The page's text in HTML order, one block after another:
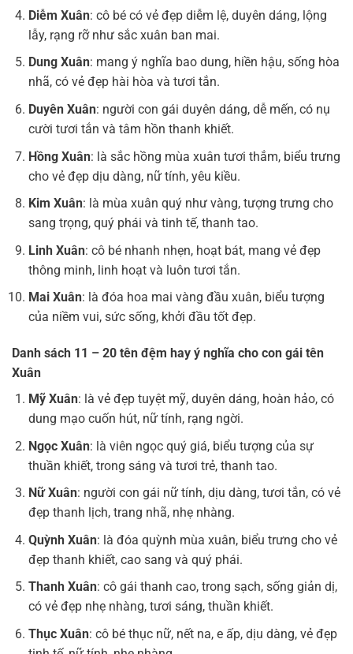
Diễm Xuân: cô bé có vẻ đẹp diễm lệ, duyên dáng, lộng
lẫy, rạng rỡ như sắc xuân ban mai.
Dung Xuân: mang ý nghĩa bao dung, hiền hậu, sống hòa
nhã, có vẻ đẹp hài hòa và tươi tắn.
Duyên Xuân: người con gái duyên dáng, dễ mến, có nụ
cười tươi tắn và tâm hồn thanh khiết.
Hồng Xuân: là sắc hồng mùa xuân tươi thắm, biểu trưng
cho vẻ đẹp dịu dàng, nữ tính, yêu kiều.
Kim Xuân: là mùa xuân quý như vàng, tượng trưng cho
sang trọng, quý phái và tinh tế, thanh tao.
Linh Xuân: cô bé nhanh nhẹn, hoạt bát, mang vẻ đẹp
thông minh, linh hoạt và luôn tươi tắn.
Mai Xuân: là đóa hoa mai vàng đầu xuân, biểu tượng
của niềm vui, sức sống, khởi đầu tốt đẹp.
Danh sách 11 – 20 tên đệm hay ý nghĩa cho con gái tên
Xuân
Mỹ Xuân: là vẻ đẹp tuyệt mỹ, duyên dáng, hoàn hảo, có
dung mạo cuốn hút, nữ tính, rạng ngời.
Ngọc Xuân: là viên ngọc quý giá, biểu tượng của sự
thuần khiết, trong sáng và tươi trẻ, thanh tao.
Nữ Xuân: người con gái nữ tính, dịu dàng, tươi tắn, có vẻ
đẹp thanh lịch, trang nhã, nhẹ nhàng.
Quỳnh Xuân: là đóa quỳnh mùa xuân, biểu trưng cho vẻ
đẹp thanh khiết, cao sang và quý phái.
Thanh Xuân: cô gái thanh cao, trong sạch, sống giản dị,
có vẻ đẹp nhẹ nhàng, tươi sáng, thuần khiết.
Thục Xuân: cô bé thục nữ, nết na, e ấp, dịu dàng, vẻ đẹp